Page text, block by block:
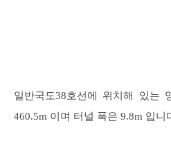
일반국도38호선에 위치해 있는
460.5m 이며 터널 폭은 9.8m 입니